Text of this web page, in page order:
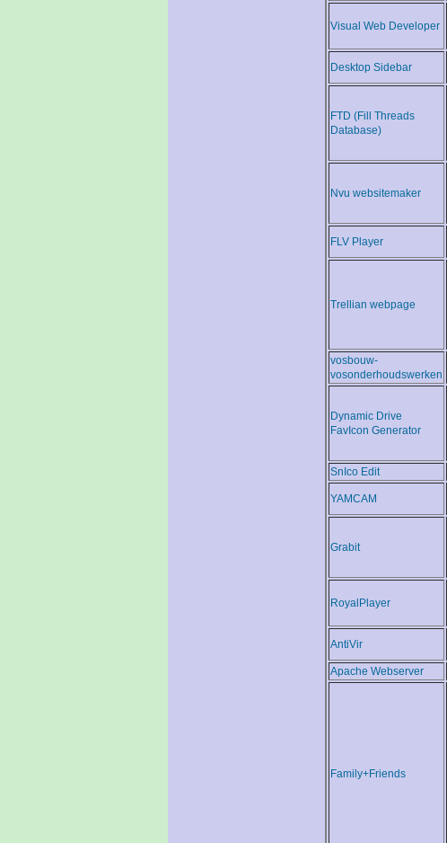
Visual Web Developer
Desktop Sidebar
FTD (Fill Threads
Database)
Nvu websitemaker
FLV Player
Trellian webpage
vosbouw-
vosonderhoudswerken
Dynamic Drive
FavIcon Generator
SnIco Edit
YAMCAM
Grabit
RoyalPlayer
AntiVir
Apache Webserver
Family+Friends